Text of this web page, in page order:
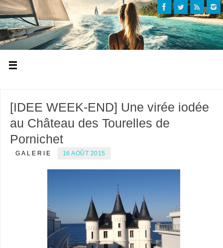
[IDEE WEEK-END] Une virée iodée
au Château des Tourelles de
Pornichet
GALERIE 16 AOÛT 2015